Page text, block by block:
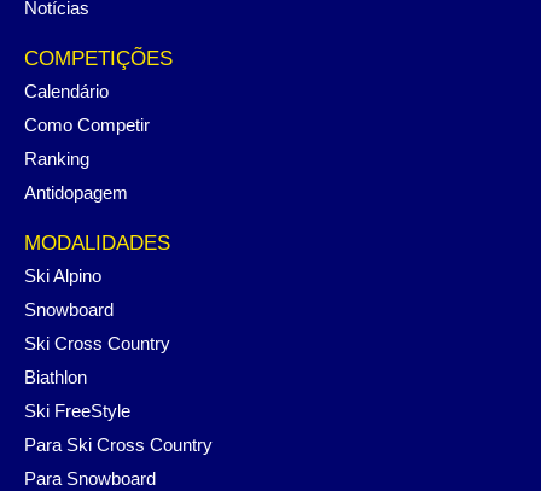
Notícias
COMPETIÇÕES
Calendário
Como Competir
Ranking
Antidopagem
MODALIDADES
Ski Alpino
Snowboard
Ski Cross Country
Biathlon
Ski FreeStyle
Para Ski Cross Country
Para Snowboard